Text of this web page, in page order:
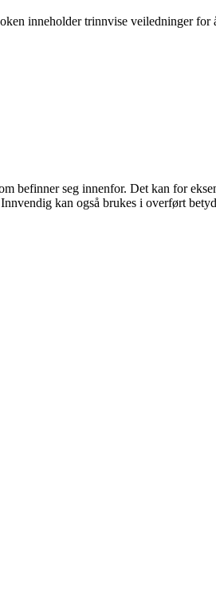
inneholder trinnvise veiledninger for
befinner seg innenfor. Det kan for
kan også brukes i overført